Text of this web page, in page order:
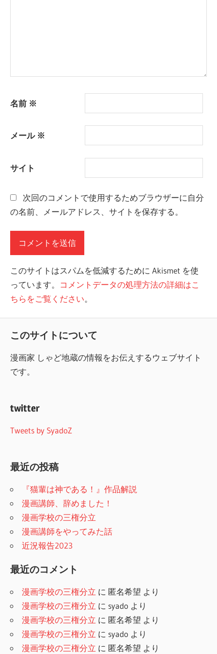
名前 ※
メール ※
サイト
次回のコメントで使用するためブラウザーに自分
の名前、メールアドレス、サイトを保存する。
このサイトはスパムを低減するために Akismet を使
っています。 コメントデータの処理方法の詳細はこ
ちらをご覧ください。
このサイトについて
漫画家 しゃど地蔵の情報をお伝えするウェブサイト
です。
twitter
Tweets by SyadoZ
最近の投稿
『猫輩は神である！』作品解説
漫画講師、辞めました！
漫画学校の三権分立
漫画講師をやってみた話
近況報告2023
最近のコメント
漫画学校の三権分立 に 匿名希望 より
漫画学校の三権分立 に syado より
漫画学校の三権分立 に 匿名希望 より
漫画学校の三権分立 に syado より
漫画学校の三権分立 に 匿名希望 より